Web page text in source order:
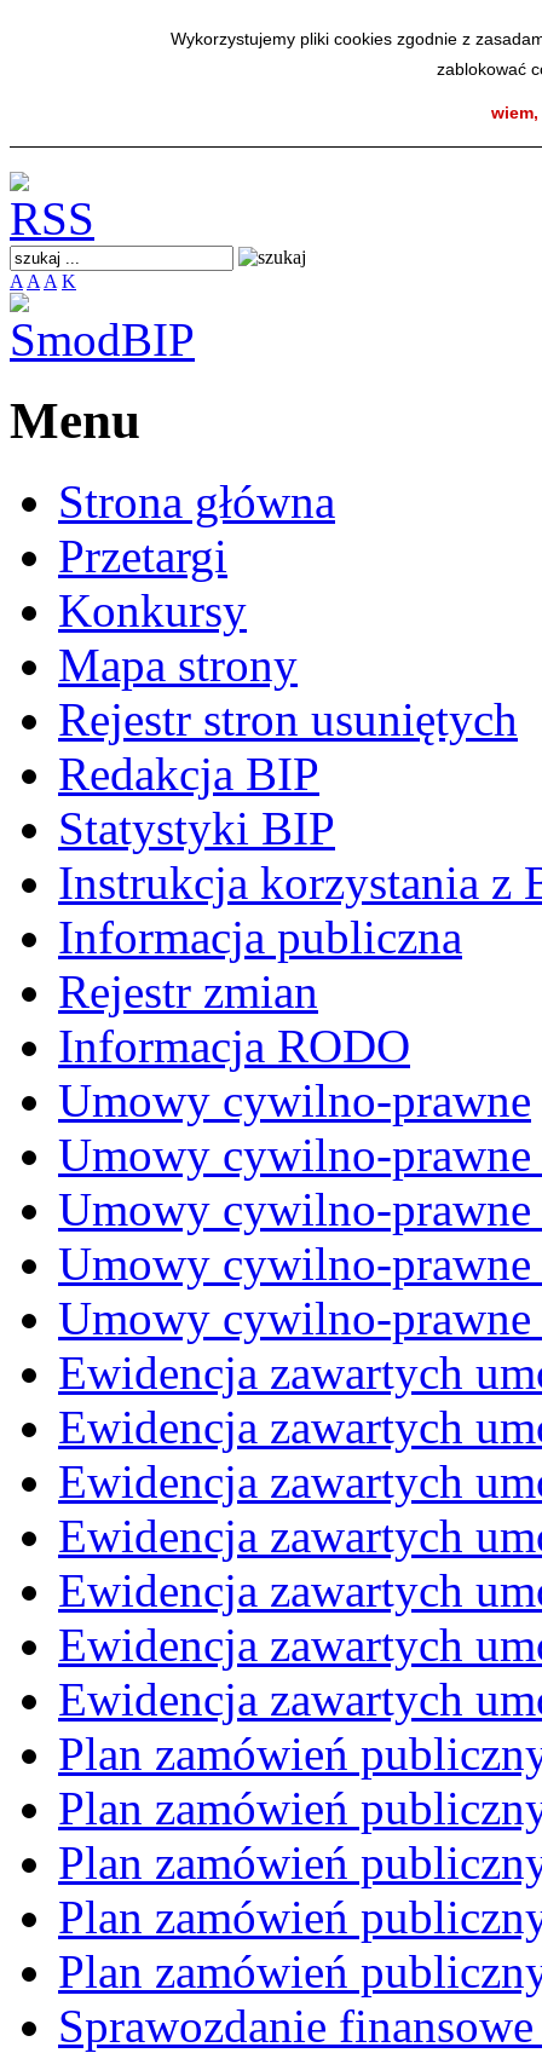
Wykorzystujemy pliki cookies zgodnie z
zablokować
SmodBIP
A A A K
Menu
Strona główna
Przetargi
Konkursy
Mapa strony
Rejestr stron usuniętych
Redakcja BIP
Statystyki BIP
Instrukcja korzystania z
Informacja publiczna
Rejestr zmian
Informacja RODO
Umowy cywilno-prawne
Umowy cywilno-prawne
Umowy cywilno-prawne
Umowy cywilno-prawne
Umowy cywilno-prawne
Ewidencja zawartych
Ewidencja zawartych
Ewidencja zawartych
Ewidencja zawartych
Ewidencja zawartych
Ewidencja zawartych
Ewidencja zawartych
Plan zamówień
Plan zamówień
Plan zamówień
Plan zamówień
Plan zamówień
Sprawozdanie